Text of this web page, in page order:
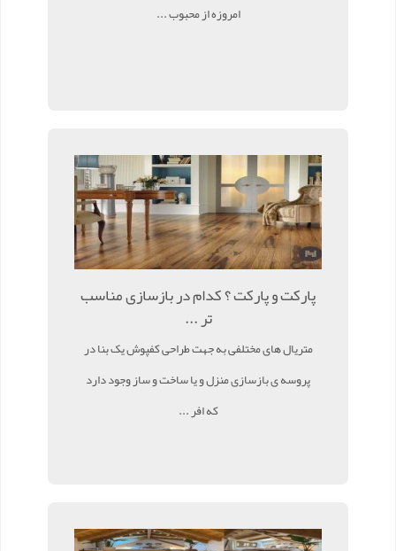
امروزه از محبوب ...
پارکت و پارکت ؟ کدام در بازسازی مناسب
تر ...
متریال های مختلفی به جهت طراحی کفپوش یک بنا در
پروسه ی بازسازی منزل و یا ساخت و ساز وجود دارد
که افر ...